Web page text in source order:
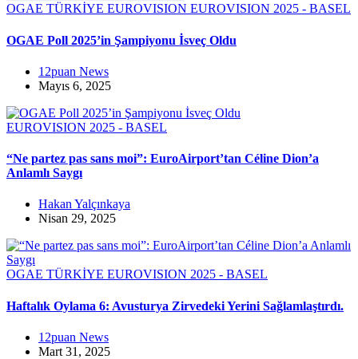
OGAE TÜRKİYE EUROVISION EUROVISION 2025 - BASEL
OGAE Poll 2025’in Şampiyonu İsveç Oldu
12puan News
Mayıs 6, 2025
EUROVISION 2025 - BASEL
“Ne partez pas sans moi”: EuroAirport’tan Céline Dion’a
Anlamlı Saygı
Hakan Yalçınkaya
Nisan 29, 2025
OGAE TÜRKİYE EUROVISION 2025 - BASEL
Haftalık Oylama 6: Avusturya Zirvedeki Yerini Sağlamlaştırdı.
12puan News
Mart 31, 2025